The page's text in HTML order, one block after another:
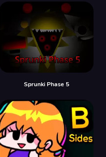
Sprunki Phase 5